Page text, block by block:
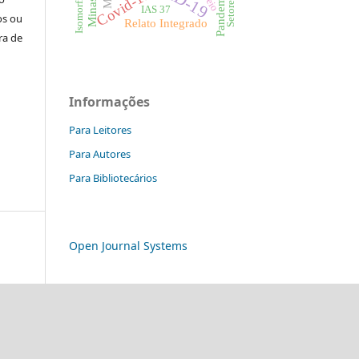
ou
de
Relato Integrado Setores
IAS 37
Informações
Para Leitores
Para Autores
Para Bibliotecários
Open Journal Systems